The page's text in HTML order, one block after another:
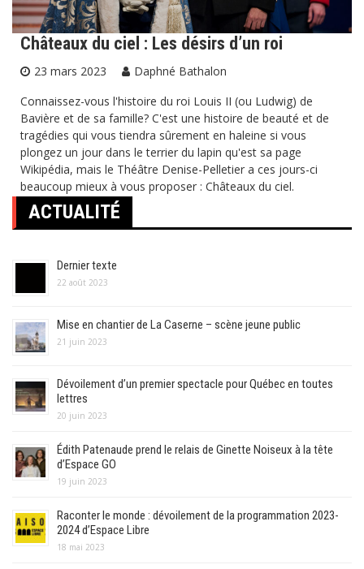
Châteaux du ciel : Les désirs d’un roi
23 mars 2023
Daphné Bathalon
Connaissez-vous l'histoire du roi Louis II (ou Ludwig) de
Bavière et de sa famille? C'est une histoire de beauté et de
tragédies qui vous tiendra sûrement en haleine si vous
plongez un jour dans le terrier du lapin qu'est sa page
Wikipédia, mais le Théâtre Denise-Pelletier a ces jours-ci
beaucoup mieux à vous proposer : Châteaux du ciel.
ACTUALITÉ
Dernier texte
22 août 2023
Mise en chantier de La Caserne – scène jeune public
21 juin 2023
Dévoilement d’un premier spectacle pour Québec en toutes
lettres
20 juin 2023
Édith Patenaude prend le relais de Ginette Noiseux à la tête
d’Espace GO
19 juin 2023
Raconter le monde : dévoilement de la programmation 2023-
2024 d’Espace Libre
18 mai 2023